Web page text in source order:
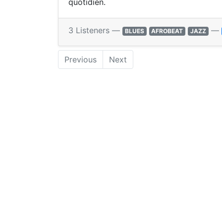
quotidien.
3 Listeners — BLUES AFROBEAT JAZZ —
Previous Next